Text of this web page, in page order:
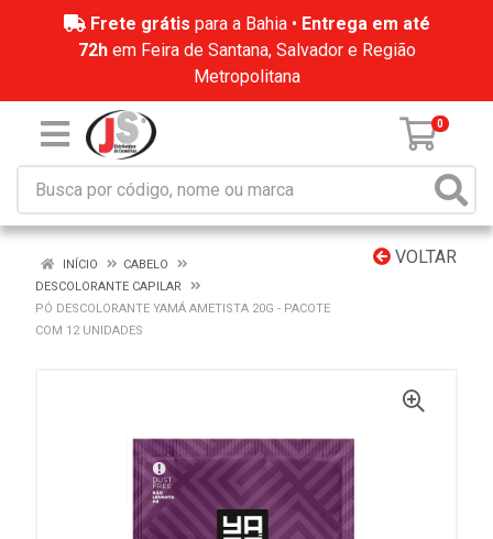
Frete grátis para a Bahia • Entrega em até
72hem Feira de Santana, Salvador e Região
Metropolitana
0
VOLTAR
INÍCIO
CABELO
DESCOLORANTE CAPILAR
PÓ DESCOLORANTE YAMÁ AMETISTA 20G - PACOTE
COM 12 UNIDADES